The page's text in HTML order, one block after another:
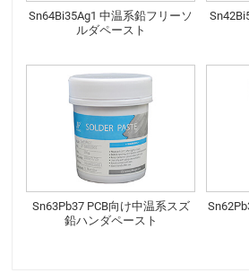
Sn64Bi35Ag1 中温系鉛フリーソ
ルダペースト
Sn63Pb37 PCB向け中温系スズ
鉛ハンダペースト